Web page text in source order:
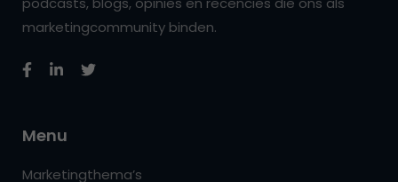
marketingcommunity binden.
Menu
Marketingthema’s